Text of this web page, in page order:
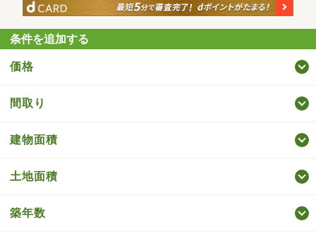
条件を追加する
価格
間取り
建物面積
土地面積
築年数